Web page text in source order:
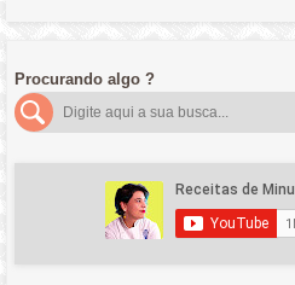
Procurando algo ?